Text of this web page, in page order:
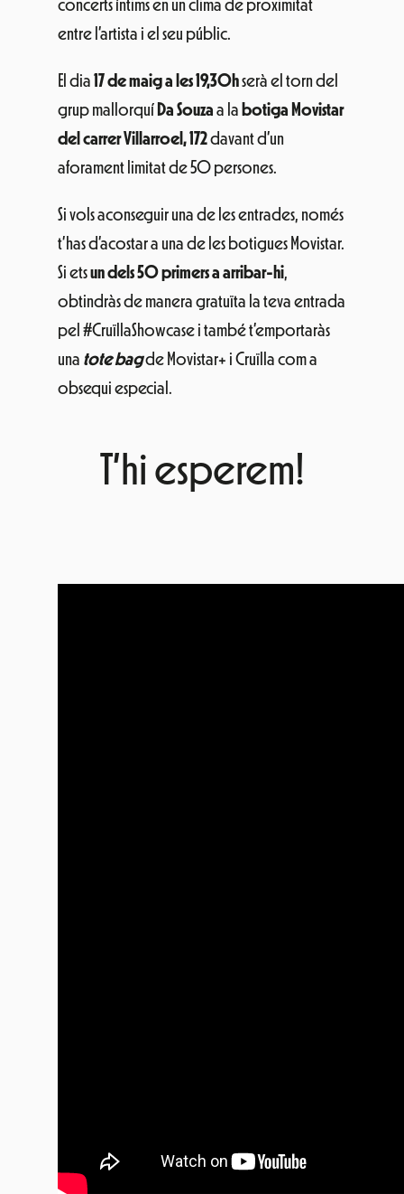
concerts íntims en un clima de proximitat
entre l’artista i el seu públic.
El dia 17 de maig a les 19,30hserà el torn del
grup mallorquí Da Souza a la botiga Movistar
del carrer Villarroel , 172davant d’un
aforament limitat de 50 persones.
Si vols aconseguir una de les entrades, només
t’has d’acostar a una de les botigues Movistar.
Si etsun dels 50 primers a arribar-hi,
obtindràs de manera gratuïta la teva entrada
pel #CruïllaShowcase i també t’emportaràs
una tote bagde Movistar+ i Cruïlla com a
obsequi especial.
T’hi esperem!